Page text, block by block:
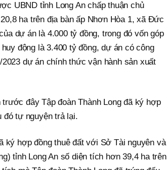
UBND tỉnh Long An chấp thuận chủ
ha trên địa bàn ấp Nhơn Hòa 1, xã Đức
dự án là 4.000 tỷ đồng, trong đó vốn góp
động là 3.400 tỷ đồng, dự án có công
dự án chính thức vận hành sản xuất
đây Tập đoàn Thành Long đã ký hợp
đó tự nguyện trả lại.
ký hợp đồng thuê đất với Sở Tài nguyên và
tỉnh Long An số diện tích hơn 39,4 ha trên